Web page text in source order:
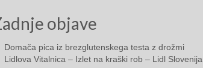
objave
Domača pica iz brezglutenskega testa z drožmi
Lidlova Vitalnica – Izlet na kraški rob – Lidl Slovenija